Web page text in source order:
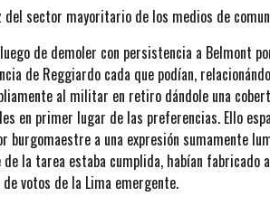
del sector mayoritario de los medios de
de demoler con persistencia a Belmont
de Reggiardo cada que podían,
al militar en retiro dándole una
en primer lugar de las preferencias. Ello
burgomaestre a una expresión sumamente
la tarea estaba cumplida, habían fabricado
votos de la Lima emergente.